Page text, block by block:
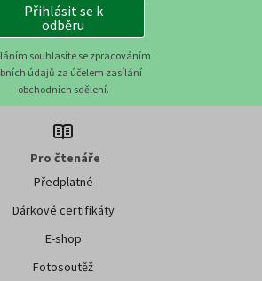
Přihlásit se k
odběru
souhlasíte se zpracováním
údajů za účelem zasílání
obchodních sdělení.
Pro čtenáře
Předplatné
Dárkové certifikáty
E-shop
Fotosoutěž